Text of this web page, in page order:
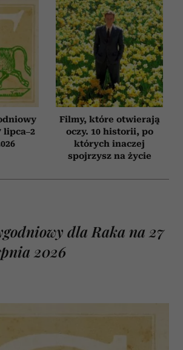
lipca–2
Filmy, które otwierają
oczy. 10 historii, po
których inaczej
spojrzysz na życie
dla Raka na 27
2026